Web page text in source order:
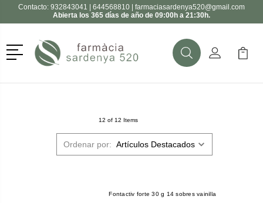
Contacto: 932843041 | 644568810 | farmaciasardenya520@gmail.com
Abierta los 365 días de año de 09:00h a 21:30h.
Menú
BuscarMi Cuenta
Mi
12 of 12 Items
Ordenar por:
Fontactiv forte 30 g 14 sobres vainilla